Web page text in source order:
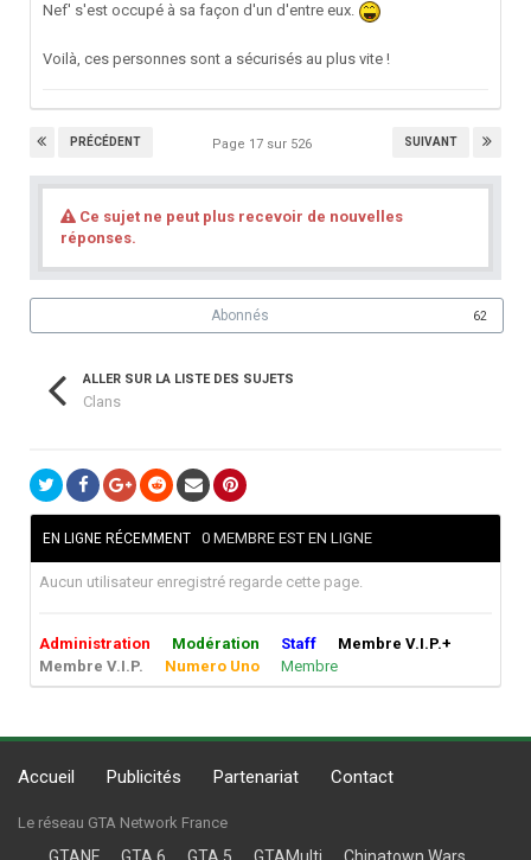
Nef' s'est occupé à sa façon d'un d'entre eux.
Voilà, ces personnes sont a sécurisés au plus vite !
PRÉCÉDENT SUIVANT
Page 17 sur 526
Ce sujet ne peut plus recevoir de nouvelles
réponses.
Abonnés 62
ALLER SUR LA LISTE DES SUJETS
Clans
EN LIGNE RÉCEMMENT 0 MEMBRE EST EN LIGNE
Aucun utilisateur enregistré regarde cette page.
Administration Modération Staff
Membre V.I.P.+
Membre V.I.P.
Numero Uno Membre
Accueil Publicités Partenariat Contact
Le réseau GTA Network France
GTANF GTA 6 GTA 5 GTAMulti Chinatown Wars